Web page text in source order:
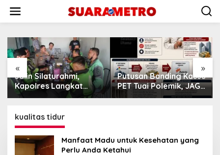
konten
« »
Putusan Banding Kasus
PET Tuai Polemik, JAGA
MARWAH Minta MA
Group
Aktivis
Mafia di
KGLTL Harus
kualitas tidur
Manfaat Madu untuk Kesehatan yang
Perlu Anda Ketahui